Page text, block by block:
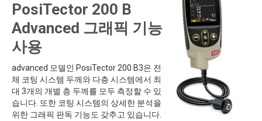
PosiTector 200 B
Advanced 그래픽 기능
사용
advanced 모델인 PosiTector 200 B3은 전
체 코팅 시스템 두께와 다층 시스템에서 최
대 3개의 개별 층 두께를 모두 측정할 수 있
습니다. 또한 코팅 시스템의 상세한 분석을
위한 그래픽 판독 기능도 갖추고 있습니다.